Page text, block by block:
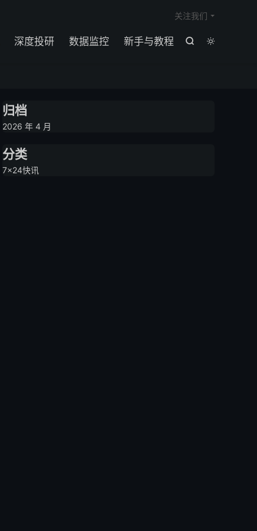


深度投研 数据监控 新手与教程
关注我们
归档
2026 年 4 月
分类
7×24快讯